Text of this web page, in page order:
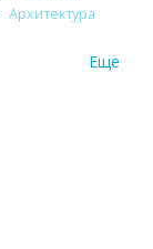
Архитектура
Еще